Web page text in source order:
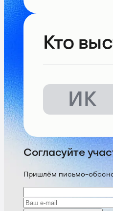
Кто
ИК
Согласуйте
Пришлём письмо-